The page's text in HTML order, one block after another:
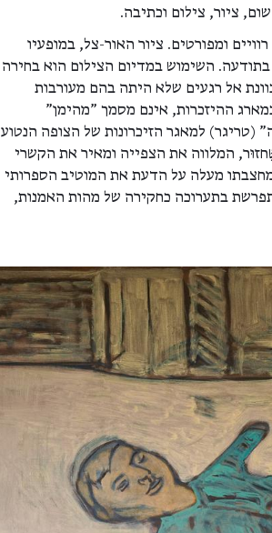
ציור, צילום וכתיבה.
ומפורטים. ציור האור-צל, במופעיו
בתודעה. השימוש במדיום הצילום הוא בחירה
אל רגעים שלא היתה בהם מעורבות
ההיזכרות, אינם מסמך "מהימן"
למאגר הזיכרונות של הצופה הנטוע
המלווה את הצפייה ומאיר את הקשרי
מחצבתו מעלה על הדעת את המוטיב הספרותי
בתערוכה כחקירה של מהות האמנות,